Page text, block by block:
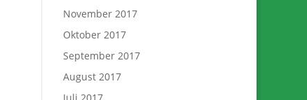
November 2017
Oktober 2017
September 2017
August 2017